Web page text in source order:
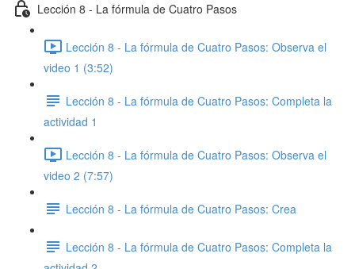
Lección 8 - La fórmula de Cuatro Pasos
Lección 8 - La fórmula de Cuatro Pasos: Observa el
video 1 (3:52)
Lección 8 - La fórmula de Cuatro Pasos: Completa la
actividad 1
Lección 8 - La fórmula de Cuatro Pasos: Observa el
video 2 (7:57)
Lección 8 - La fórmula de Cuatro Pasos: Crea
Lección 8 - La fórmula de Cuatro Pasos: Completa la